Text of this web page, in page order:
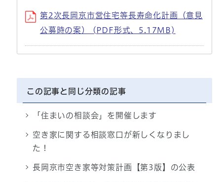
第2次長岡京市営住宅等長寿命化計画（意見
公募時の案） (PDF形式、5.17MB)
この記事と同じ分類の記事
「住まいの相談会」を開催します
空き家に関する相談窓口が新しくなりまし
た！
長岡京市空き家等対策計画【第3版】の公表